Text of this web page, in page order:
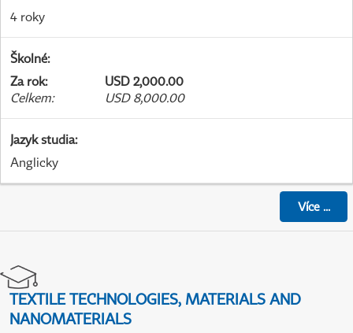
4 roky
Školné:
Za rok:
USD 2,000.00
Celkem: USD 8,000.00
Jazyk studia:
Anglicky
Více...
TEXTILE TECHNOLOGIES, MATERIALS AND
NANOMATERIALS